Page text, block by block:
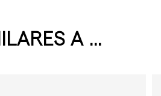
A ...